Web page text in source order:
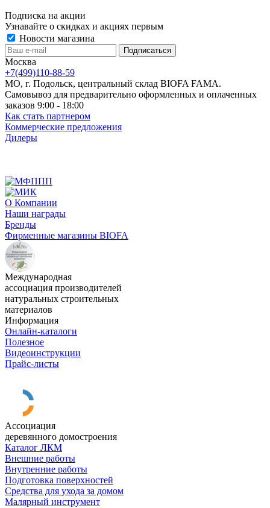
Подписка на акции
Узнавайте о скидках и акциях первым
Новости магазина
Москва
+7(499)110-88-59
МО, г. Подольск, центральный склад BIOFA FAMA.
Самовывоз для предварительно оформленных и оплаченных
заказов 9:00 - 18:00
Как стать партнером
Коммерческие предложения
Дилеры
О Компании
Наши награды
Бренды
Фирменные магазины BIOFA
Международная
ассоциация производителей
натуральных строительных
материалов
Информация
Онлайн-каталоги
Полезное
Видеоинструкции
Прайс-листы
Ассоциация
деревянного домостроения
Каталог ЛКМ
Внешние работы
Внутренние работы
Подготовка поверхностей
Средства для ухода за домом
Малярный инструмент